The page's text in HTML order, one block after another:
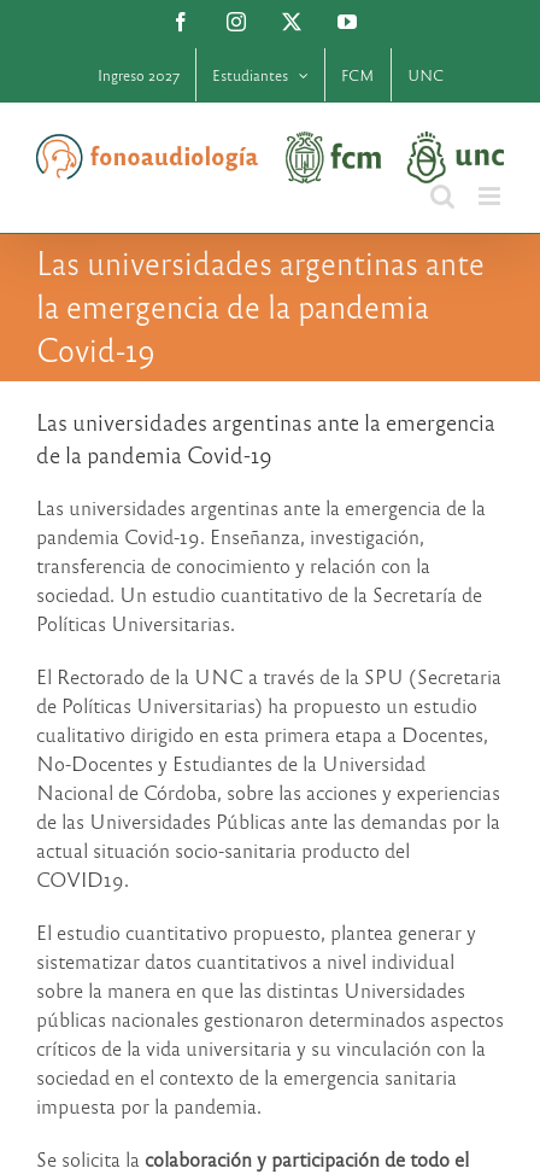
FacebookInstagram YouTube
Ingreso 2027 Estudiantes FCM UNC
Las universidades argentinas ante
la emergencia de la pandemia
Covid-19
Las universidades argentinas ante la emergencia
de la pandemia Covid-19
Las universidades argentinas ante la emergencia de la
pandemia Covid-19. Enseñanza, investigación,
transferencia de conocimiento y relación con la
sociedad. Un estudio cuantitativo de la Secretaría de
Políticas Universitarias.
El Rectorado de la UNC a través de la SPU (Secretaria
de Políticas Universitarias) ha propuesto un estudio
cualitativo dirigido en esta primera etapa a Docentes,
No-Docentes y Estudiantes de la Universidad
Nacional de Córdoba, sobre las acciones y experiencias
de las Universidades Públicas ante las demandas por la
actual situación socio-sanitaria producto del
COVID19.
El estudio cuantitativo propuesto, plantea generar y
sistematizar datos cuantitativos a nivel individual
sobre la manera en que las distintas Universidades
públicas nacionales gestionaron determinados aspectos
críticos de la vida universitaria y su vinculación con la
sociedad en el contexto de la emergencia sanitaria
impuesta por la pandemia.
Se solicita la colaboración y participación de todo el